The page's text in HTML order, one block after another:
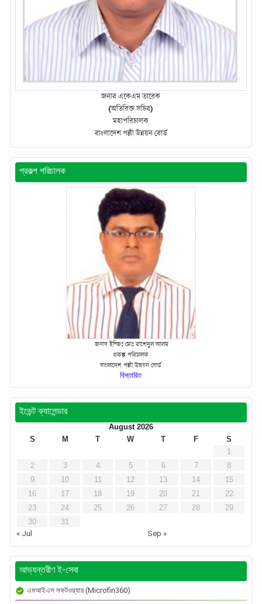
জনাব একেএম তারেক
(অতিরিক্ত সচিব)
মহাপরিচালক
বাংলাদেশ পল্লী উন্নয়ন বোর্ড
প্রকল্প পরিচালক
জনাব ইন্জিঃ মোঃ রাশেদুল আলম
প্রকল্প পরিচালক
বাংলাদেশ পল্লী উন্নয়ন বোর্ড
বিস্তারিত
ইভেন্ট ক্যালেন্ডার
August 2026
S
M T W T F
S
1
2
3 4 5 6 7
8
9
10 11 12 13 14
15
16
17 18 19 20 21
22
23
24 25 26 27 28
29
30
31
« Jul
Sep »
আভ্যন্তরীণ ই-সেবা
এমআইএস সফটওয়্যার (Microfin360)